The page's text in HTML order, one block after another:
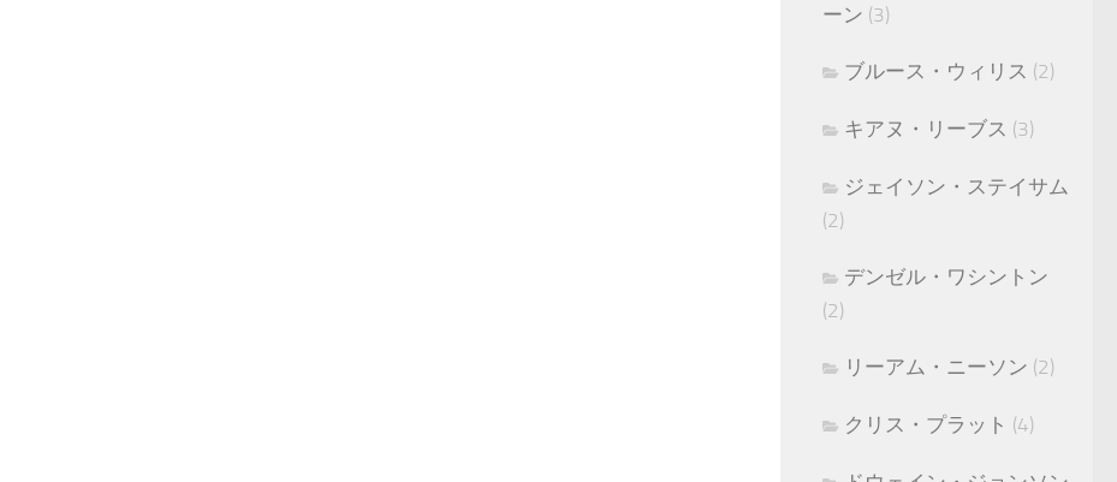
ーン (3)
ブルース・ウィリス (2)
キアヌ・リーブス (3)
ジェイソン・ステイサム
(2)
デンゼル・ワシントン
(2)
リーアム・ニーソン (2)
クリス・プラット (4)